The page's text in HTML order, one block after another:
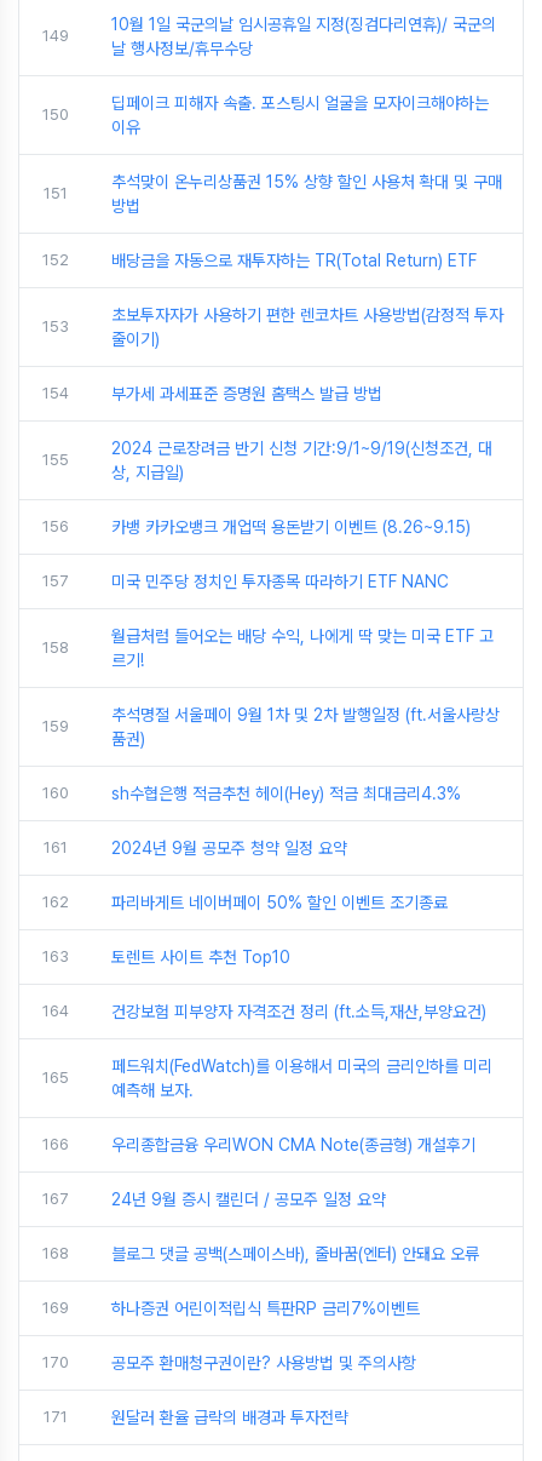
149
10월 1일 국군의날 임시공휴일 지정(징검다리연휴)/ 국군의
날 행사정보/휴무수당
150
딥페이크 피해자 속출. 포스팅시 얼굴을 모자이크해야하는
이유
151
추석맞이 온누리상품권 15% 상향 할인 사용처 확대 및 구매
방법
152 배당금을 자동으로 재투자하는 TR(Total Return) ETF
153
초보투자자가 사용하기 편한 렌코차트 사용방법(감정적 투자
줄이기)
154 부가세 과세표준 증명원 홈택스 발급 방법
155
2024 근로장려금 반기 신청 기간:9/1~9/19(신청조건, 대
상, 지급일)
156 카뱅 카카오뱅크 개업떡 용돈받기 이벤트 (8.26~9.15)
157 미국 민주당 정치인 투자종목 따라하기 ETF NANC
158
월급처럼 들어오는 배당 수익, 나에게 딱 맞는 미국 ETF 고
르기!
159
추석명절 서울페이 9월 1차 및 2차 발행일정 (ft.서울사랑상
품권)
160 sh수협은행 적금추천 헤이(Hey) 적금 최대금리4.3%
161 2024년 9월 공모주 청약 일정 요약
162 파리바게트 네이버페이 50% 할인 이벤트 조기종료
163 토렌트 사이트 추천 Top10
164 건강보험 피부양자 자격조건 정리 (ft.소득,재산,부양요건)
165
페드워치(FedWatch)를 이용해서 미국의 금리인하를 미리
예측해 보자.
166 우리종합금융 우리WON CMA Note(종금형) 개설후기
167 24년 9월 증시 캘린더 / 공모주 일정 요약
168 블로그 댓글 공백(스페이스바), 줄바꿈(엔터) 안돼요 오류
169 하나증권 어린이적립식 특판RP 금리7%이벤트
170 공모주 환매청구권이란? 사용방법 및 주의사항
171 원달러 환율 급락의 배경과 투자전략